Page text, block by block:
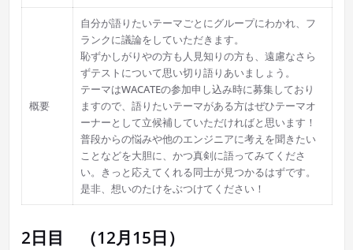
概要
自分が語りたいテーマごとにグループにわかれ、フ
ランクに議論をしていただきます。
恥ずかしがりやの方も人見知りの方も、遠慮なさら
ずテストについて思い切り語りあいましょう。
テーマはWACATEの参加申し込み時に募集しており
ますので、語りたいテーマがある方はぜひテーマオ
ーナーとして立候補していただければと思います！
普段からの悩みや他のエンジニアに考えを聞きたい
ことなどを大胆に、かつ真剣に語ってみてくださ
い。きっと応えてくれる同士が見つかるはずです。
是非、想いのたけをぶつけてください！
2日目 （12月15日）